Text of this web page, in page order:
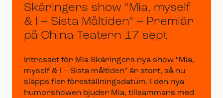
Skäringers show “Mia, myself
& I – Sista Måltiden” – Premiär
på China Teatern 17 sept
Intresset för Mia Skäringers nya show “Mia,
myself & I – Sista måltiden” är stort, så nu
släpps fler föreställningsdatum. I den nya
humorshowen bjuder Mia, tillsammans med